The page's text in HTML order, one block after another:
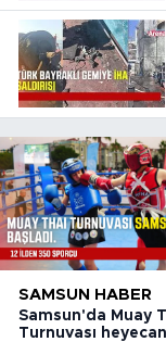
SAMSUN HABER
Samsun'da Muay
Turnuvası